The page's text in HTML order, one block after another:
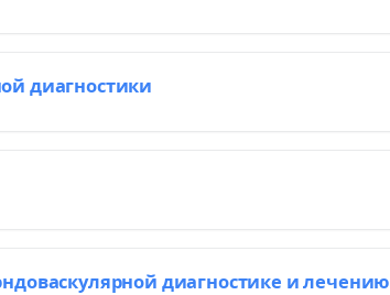
диагностики
диагностике и лечению